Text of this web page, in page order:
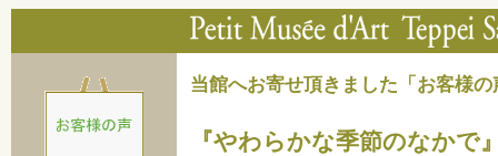
当館へお寄せ頂きました「お客様の
『やわらかな季節のなかで